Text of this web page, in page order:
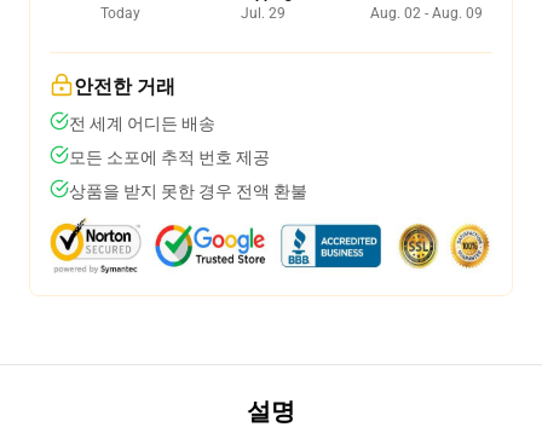
Today
Jul. 29
Aug. 02 - Aug. 09
안전한 거래
전 세계 어디든 배송
모든 소포에 추적 번호 제공
상품을 받지 못한 경우 전액 환불
설명